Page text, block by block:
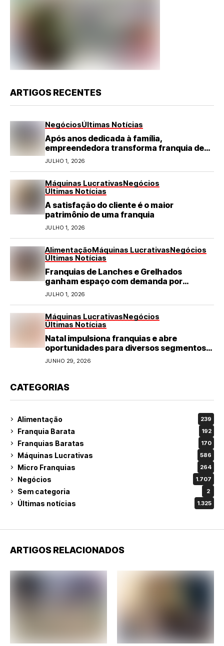
ARTIGOS RECENTES
NegóciosÚltimas Notícias
Após anos dedicada à família,
empreendedora transforma franquia de
turismo em negócio de destaque no RN
JULHO 1, 2026
Máquinas LucrativasNegócios
Últimas Notícias
A satisfação do cliente é o maior
patrimônio de uma franquia
JULHO 1, 2026
AlimentaçãoMáquinas LucrativasNegócios
Últimas Notícias
Franquias de Lanches e Grelhados
ganham espaço com demanda por
refeições rápidas e de qualidade
JULHO 1, 2026
Máquinas LucrativasNegócios
Últimas Notícias
Natal impulsiona franquias e abre
oportunidades para diversos segmentos
do varejo
JUNHO 29, 2026
CATEGORIAS
Alimentação 239
Franquia Barata 192
Franquias Baratas 170
Máquinas Lucrativas 586
Micro Franquias 264
Negócios 1.707
Sem categoria 2
Últimas notícias 1.325
ARTIGOS RELACIONADOS